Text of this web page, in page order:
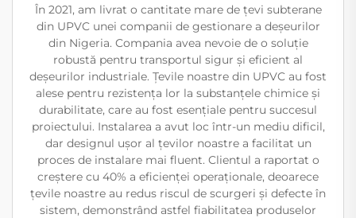
În 2021, am livrat o cantitate mare de țevi subterane
din UPVC unei companii de gestionare a deșeurilor
din Nigeria. Compania avea nevoie de o soluție
robustă pentru transportul sigur și eficient al
deșeurilor industriale. Țevile noastre din UPVC au fost
alese pentru rezistența lor la substanțele chimice și
durabilitate, care au fost esențiale pentru succesul
proiectului. Instalarea a avut loc într-un mediu dificil,
dar designul ușor al țevilor noastre a facilitat un
proces de instalare mai fluent. Clientul a raportat o
creștere cu 40% a eficienței operaționale, deoarece
țevile noastre au redus riscul de scurgeri și defecte în
sistem, demonstrând astfel fiabilitatea produselor